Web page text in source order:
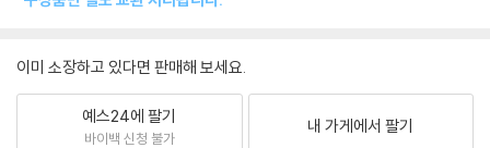
이미 소장하고 있다면 판매해 보세요.
예스24에 팔기
바이백 신청 불가
내 가게에서 팔기